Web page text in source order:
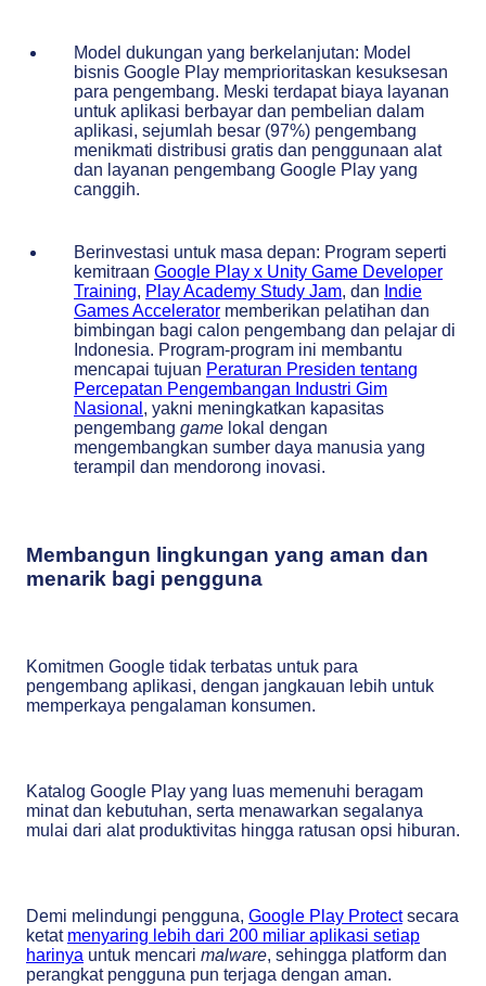
Model dukungan yang berkelanjutan: Model
bisnis Google Play memprioritaskan kesuksesan
para pengembang. Meski terdapat biaya layanan
untuk aplikasi berbayar dan pembelian dalam
aplikasi, sejumlah besar (97%) pengembang
menikmati distribusi gratis dan penggunaan alat
dan layanan pengembang Google Play yang
canggih.
Berinvestasi untuk masa depan: Program seperti
kemitraan Google Play x Unity Game Developer
Training, Play Academy Study Jam, dan Indie
Games Accelerator memberikan pelatihan dan
bimbingan bagi calon pengembang dan pelajar di
Indonesia. Program-program ini membantu
mencapai tujuan Peraturan Presiden tentang
Percepatan Pengembangan Industri Gim
Nasional , yakni meningkatkan kapasitas
pengembang game lokal dengan
mengembangkan sumber daya manusia yang
terampil dan mendorong inovasi.
Membangun lingkungan yang aman dan
menarik bagi pengguna
Komitmen Google tidak terbatas untuk para
pengembang aplikasi, dengan jangkauan lebih untuk
memperkaya pengalaman konsumen.
Katalog Google Play yang luas memenuhi beragam
minat dan kebutuhan, serta menawarkan segalanya
mulai dari alat produktivitas hingga ratusan opsi hiburan.
Demi melindungi pengguna, Google Play Protectsecara
ketat menyaring lebih dari 200 miliar aplikasi setiap
harinya untuk mencari malware, sehingga platform dan
perangkat pengguna pun terjaga dengan aman.